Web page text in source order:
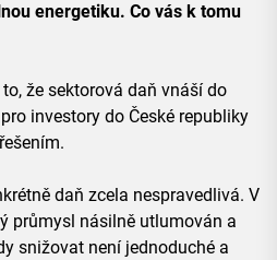
energetiku. Co vás k tomu
že sektorová daň vnáší do
investory do České republiky
daň zcela nespravedlivá. V
průmysl násilně utlumován a
snižovat není jednoduché a